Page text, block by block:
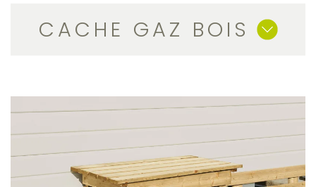
CACHE GAZ BOIS